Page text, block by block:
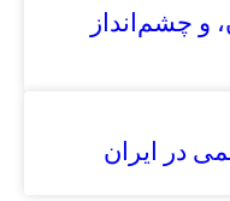
و چشم‌انداز
در ایران